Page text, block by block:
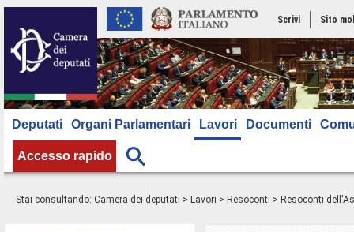
Scrivi Sito
Deputati Organi Parlamentari Lavori Documenti
Accesso rapido
Stai consultando: Camera dei deputati > Lavori > Resoconti > Resoconti